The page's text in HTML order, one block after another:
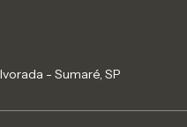
- Sumaré, SP